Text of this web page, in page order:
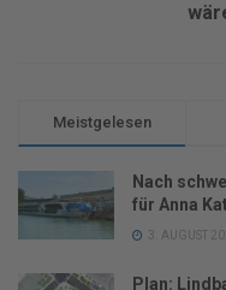
Meistgelesen
Nach
für Anna
3. AUGUST
Plan: